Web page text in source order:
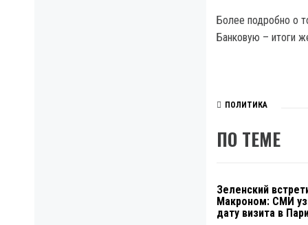
Более подробно о
Банковую – итоги
ПОЛИТИКА
ПО ТЕМЕ
Зеленский
Макроном: СМИ
дату визита в